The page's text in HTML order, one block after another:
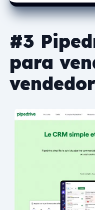
#3
para